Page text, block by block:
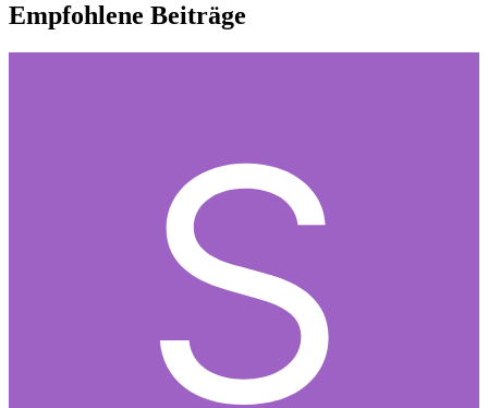
Empfohlene Beiträge